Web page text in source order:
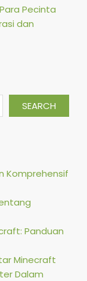
Pecinta
dan
SEARCH
Komprehensif
Panduan
Minecraft
Dalam